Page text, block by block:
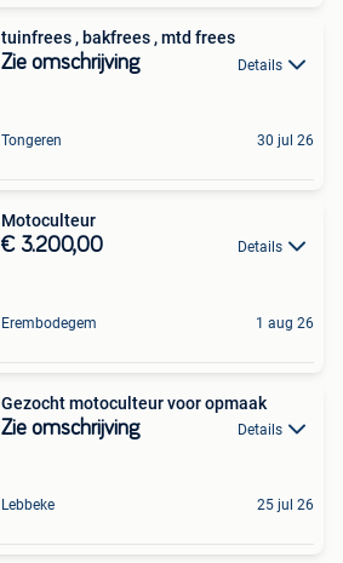
tuinfrees , bakfrees , mtd frees
Zie omschrijving Details
Tongeren 30 jul 26
Motoculteur
€ 3.200,00 Details
Erembodegem 1 aug 26
Gezocht motoculteur voor opmaak
Zie omschrijving Details
Lebbeke 25 jul 26